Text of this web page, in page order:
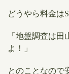
どうやら料金は
「地盤調査は
よ！」
とのことなので